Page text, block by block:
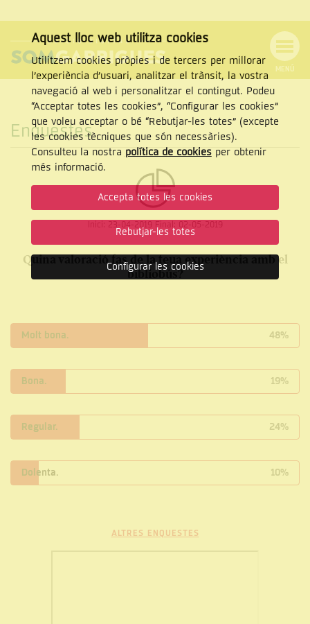
NAVEGACIÓ
MENÚ
Cercar
CERCAR
Enquestes
Inici: 23-04-2019 Final: 02-05-2019
Quina valoració fas de la teua experiència amb el
bibliobús?
Molt bona. 48%
Bona. 19%
Regular. 24%
Dolenta. 10%
ALTRES ENQUESTES
Aquest lloc web utilitza cookies
Utilitzem cookies pròpies i de tercers per millorar
l’experiència d’usuari, analitzar el trànsit, la vostra
navegació al web i personalitzar el contingut. Podeu
“Acceptar totes les cookies”, “Configurar les cookies”
que voleu acceptar o bé “Rebutjar-les totes” (excepte
les cookies tècniques que són necessàries).
Consulteu la nostra política de cookiesper obtenir
més informació.
Accepta totes les cookies
Rebutjar-les totes
Configurar les cookies